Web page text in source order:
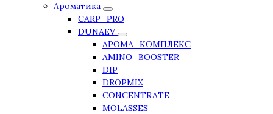
Ароматика
CARP_PRO
DUNAEV
АРОМА_КОМПЛЕКС
AMINO_BOOSTER
DIP
DROPMIX
CONCENTRATE
MOLASSES